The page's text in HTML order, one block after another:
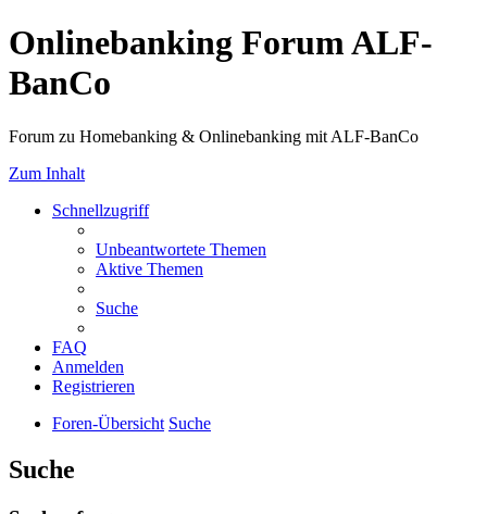
Onlinebanking Forum ALF-
BanCo
Forum zu Homebanking & Onlinebanking mit ALF-BanCo
Zum Inhalt
Schnellzugriff
Unbeantwortete Themen
Aktive Themen
Suche
FAQ
Anmelden
Registrieren
Foren-Übersicht Suche
Suche